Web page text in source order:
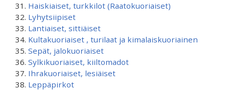
Haiskiaiset, turkkilot (Raatokuoriaiset)
Lyhytsiipiset
Lantiaiset, sittiäiset
Kultakuoriaiset , turilaat ja kimalaiskuoriainen
Sepät, jalokuoriaiset
Sylkikuoriaiset, kiiltomadot
Ihrakuoriaiset, lesiäiset
Leppäpirkot